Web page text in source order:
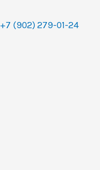
+7 (902) 279-01-24